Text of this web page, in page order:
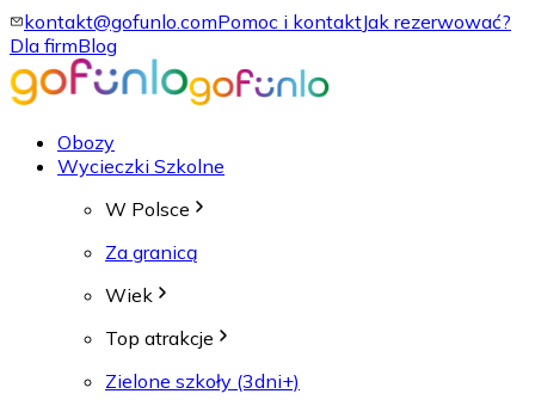
kontakt@gofunlo.comPomoc i kontaktJak rezerwować?
Dla firmBlog
Obozy
Wycieczki Szkolne
W Polsce
Za granicą
Wiek
Top atrakcje
Zielone szkoły (3dni+)